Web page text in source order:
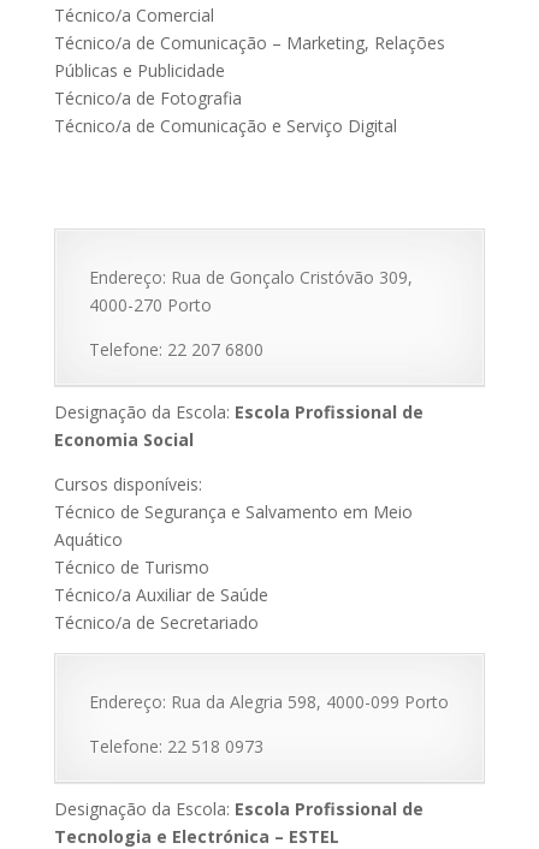
Técnico/a Comercial
Técnico/a de Comunicação – Marketing, Relações
Públicas e Publicidade
Técnico/a de Fotografia
Técnico/a de Comunicação e Serviço Digital
Endereço: Rua de Gonçalo Cristóvão 309,
4000-270 Porto
Telefone: 22 207 6800
Designação da Escola: Escola Profissional de
Economia Social
Cursos disponíveis:
Técnico de Segurança e Salvamento em Meio
Aquático
Técnico de Turismo
Técnico/a Auxiliar de Saúde
Técnico/a de Secretariado
Endereço: Rua da Alegria 598, 4000-099 Porto
Telefone: 22 518 0973
Designação da Escola: Escola Profissional de
Tecnologia e Electrónica – ESTEL